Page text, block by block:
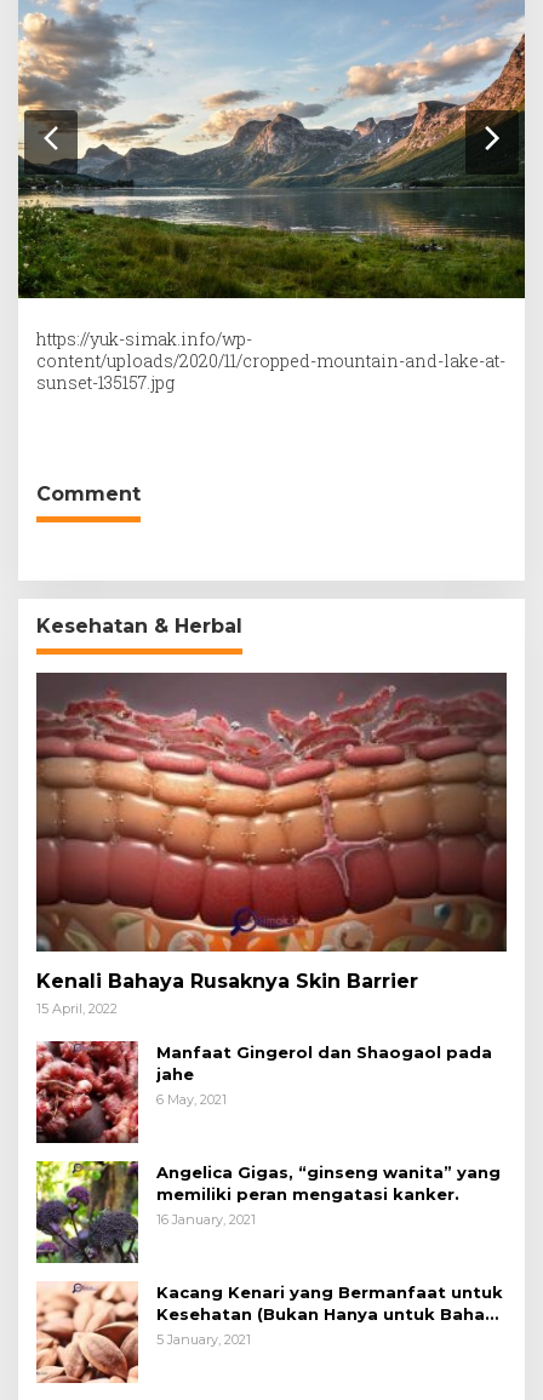
https://yuk-simak.info/wp-
content/uploads/2020/11/cropped-mountain-and-lake-at-
sunset-135157.jpg
Comment
Kesehatan & Herbal
Kenali Bahaya Rusaknya Skin Barrier
15 April, 2022
Manfaat Gingerol dan Shaogaol pada
jahe
6 May, 2021
Angelica Gigas, “ginseng wanita” yang
memiliki peran mengatasi kanker.
16 January, 2021
Kacang Kenari yang Bermanfaat untuk
Kesehatan (Bukan Hanya untuk Bahan
Kue)
5 January, 2021